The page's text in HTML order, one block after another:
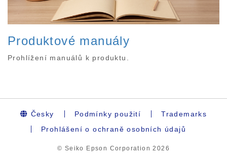
Produktové manuály
Prohlížení manuálů k produktu.
Česky Podmínky použití
Trademarks
Prohlášení o ochraně osobních údajů
© Seiko Epson Corporation2026